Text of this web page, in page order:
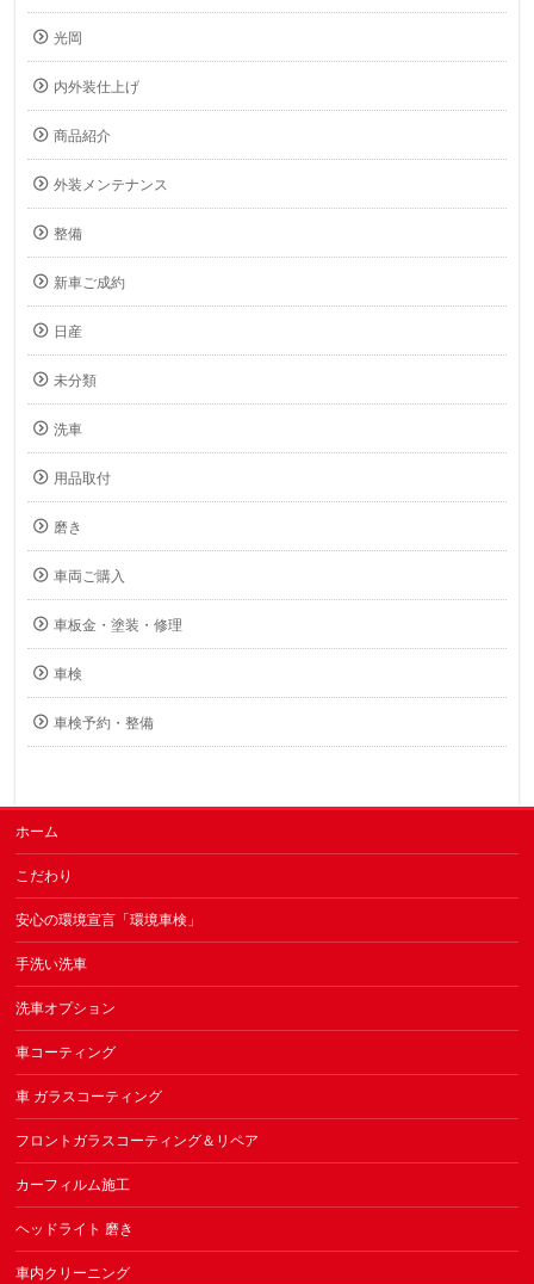
光岡
内外装仕上げ
商品紹介
外装メンテナンス
整備
新車ご成約
日産
未分類
洗車
用品取付
磨き
車両ご購入
車板金・塗装・修理
車検
車検予約・整備
ホーム
こだわり
安心の環境宣言「環境車検」
手洗い洗車
洗車オプション
車コーティング
車 ガラスコーティング
フロントガラスコーティング＆リペア
カーフィルム施工
ヘッドライト 磨き
車内クリーニング